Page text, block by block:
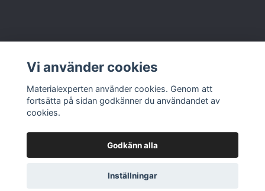
Butik & kontakt
© 2026 Materialexperten
Vi använder cookies
Materialexperten använder cookies. Genom att
fortsätta på sidan godkänner du användandet av
cookies.
Godkänn alla
Inställningar